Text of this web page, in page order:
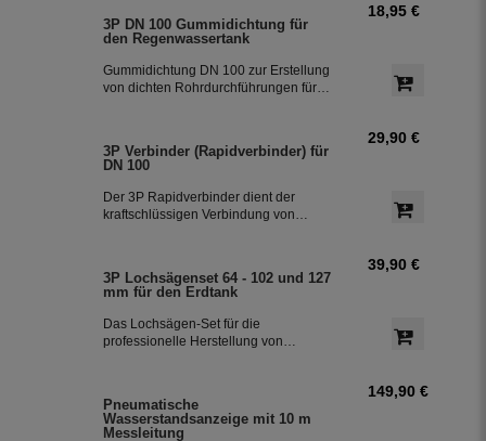
Ansaugfilter ist für den Anschluss an
PE - Rohre 32 mm vorbereitet.
3P DN 100 Gummidichtung für
den Regenwassertank
Gummidichtung DN 100 zur Erstellung
von dichten Rohrdurchführungen für
18,95 €
3P Verbinder (Rapidverbinder) für
DN 100
Der 3P Rapidverbinder dient der
kraftschlüssigen Verbindung von
Reinigungszwecken eingestiegen
werden muss
29,90 €
3P Lochsägenset 64 - 102 und 127
mm für den Erdtank
Das Lochsägen-Set für die
professionelle Herstellung von
39,90 €
Pneumatische
Wasserstandsanzeige mit 10 m
Messleitung
149,90 €